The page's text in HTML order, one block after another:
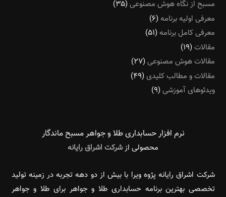
مسبح از نگاه هوش مصنوعی(۳۵)
معرفی اولیه برنامه (۶)
معرفی کامل برنامه (۵۱)
مقالات(۱۹)
مقالات هوش مصنوعی(۲۷)
مقالات و مطالب کلیدی(۴۹)
ویدئوهای آموزشی(۹)
نرم افزار حسابداری طلا و جواهر مسبح ماندگار‌
محصولی ازشرکت اشراق رایانه
شرکت اشراق رایانه پژوه ویرا با بیش از دو دهه تجربه در زمینه تولید
تخصصی بهترین برنامه حسابداری طلا و جواهر برای طلا و جواهر